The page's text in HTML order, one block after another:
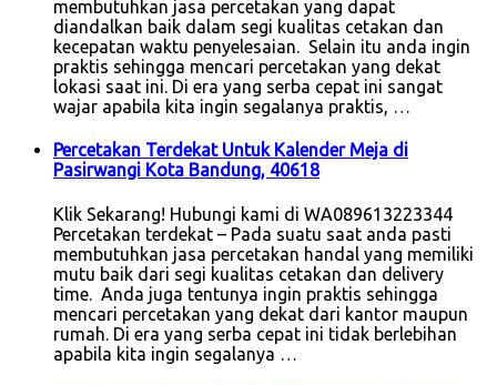
membutuhkan jasa percetakan yang dapat
diandalkan baik dalam segi kualitas cetakan dan
kecepatan waktu penyelesaian. Selain itu anda ingin
praktis sehingga mencari percetakan yang dekat
lokasi saat ini. Di era yang serba cepat ini sangat
wajar apabila kita ingin segalanya praktis, …
Percetakan Terdekat Untuk Kalender Meja di
Pasirwangi Kota Bandung, 40618
Klik Sekarang! Hubungi kami di WA089613223344
Percetakan terdekat – Pada suatu saat anda pasti
membutuhkan jasa percetakan handal yang memiliki
mutu baik dari segi kualitas cetakan dan delivery
time. Anda juga tentunya ingin praktis sehingga
mencari percetakan yang dekat dari kantor maupun
rumah. Di era yang serba cepat ini tidak berlebihan
apabila kita ingin segalanya …